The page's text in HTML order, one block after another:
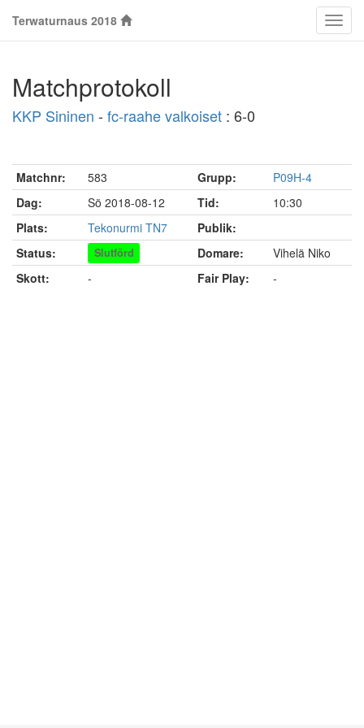
Terwaturnaus 2018
Matchprotokoll
KKP Sininen - fc-raahe valkoiset : 6-0
Matchnr: 583 Grupp:
P09H-4
Dag:
Sö 2018-08-12 Tid:
10:30
Plats:
Tekonurmi TN7
Publik:
Status:
Slutförd Domare:
Vihelä Niko
Skott:
- Fair Play: -